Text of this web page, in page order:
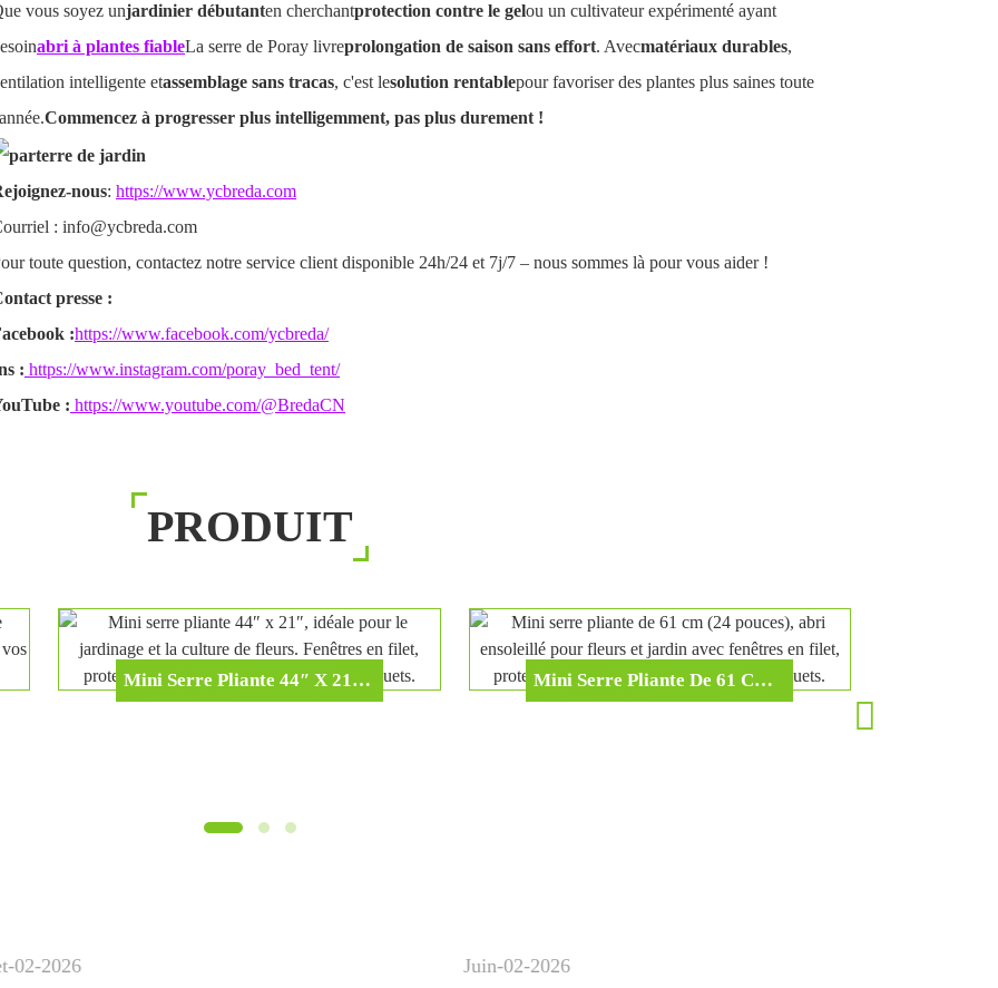
vous soyez unjardinier débutanten cherchantprotection contre le gelou un cultivateur expérimenté ayant
abri à plantes fiableLa serre de Poray livreprolongation de saison sans effort. Avecmatériaux durables,
intelligente etassemblage sans tracas, c'est lesolution rentablepour favoriser des plantes plus saines toute
Commencez à progresser plus intelligemment, pas plus durement !
nous: https://www.ycbreda.com
: info@ycbreda.com
toute question, contactez notre service client disponible 24h/24 et 7j/7 – nous sommes là pour vous aider !
presse :
:https://www.facebook.com/ycbreda/
: https://www.instagram.com/poray_bed_tent/
: https://www.youtube.com/@BredaCN
PRODUIT
Mini Serre Pliante 44″ X 21″, Idéale Pour Le Jardinage Et La Culture De Fleurs. Fenêtres En Filet, Protection Contre Le Gel Et Le Froid, Avec Piquets. Mini Serre Pliante De 61 Cm (24 Pouces), Abri Ensoleillé Pour Fleurs Et Jardin Avec Fenêtres En Filet, Protection Contre Le Gel Et Le Froid, Avec Piquets.